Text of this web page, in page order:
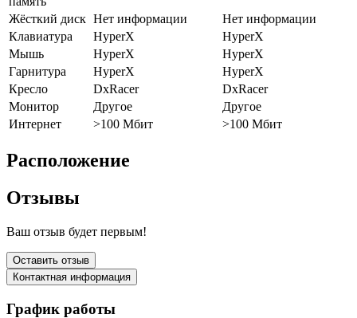
Жёсткий диск Нет информации
Нет информации
Клавиатура
HyperX
HyperX
Мышь
HyperX
HyperX
Гарнитура
HyperX
HyperX
Кресло
DxRacer
DxRacer
Монитор
Другое
Другое
Интернет
>100 Мбит >100 Мбит
Расположение
Отзывы
Ваш отзыв будет первым!
Оставить отзыв
Контактная информация
График работы